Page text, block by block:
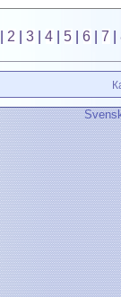
2 |3 |4 5 |6 |7 |